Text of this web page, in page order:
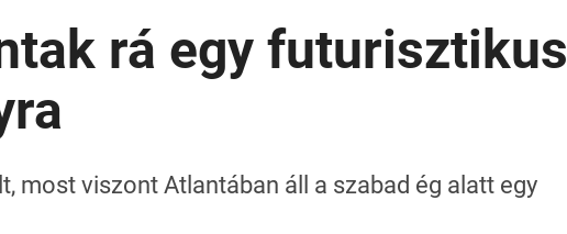
rá egy futurisztikus
viszont Atlantában áll a szabad ég alatt egy